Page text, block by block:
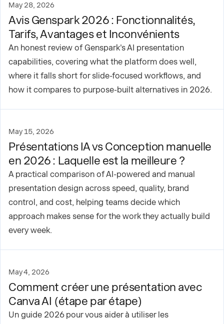
May 28, 2026
Avis Genspark 2026 : Fonctionnalités,
Tarifs, Avantages et Inconvénients
An honest review of Genspark's AI presentation
capabilities, covering what the platform does well,
where it falls short for slide-focused workflows, and
how it compares to purpose-built alternatives in 2026.
May 15, 2026
Présentations IA vs Conception manuelle
en 2026 : Laquelle est la meilleure ?
A practical comparison of AI-powered and manual
presentation design across speed, quality, brand
control, and cost, helping teams decide which
approach makes sense for the work they actually build
every week.
May 4, 2026
Comment créer une présentation avec
Canva AI (étape par étape)
Un guide 2026 pour vous aider à utiliser les